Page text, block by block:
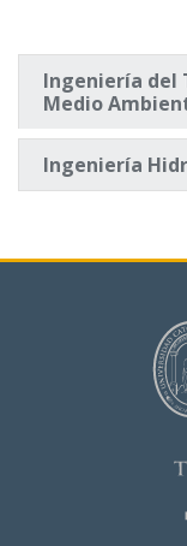
Ingeniería del
Medio
Ingeniería